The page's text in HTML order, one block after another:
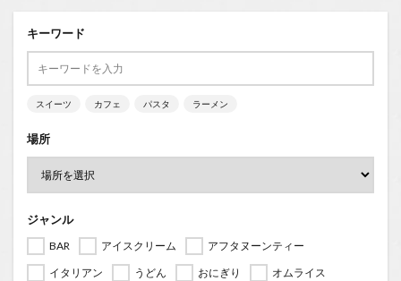
キーワード
スイーツ カフェ パスタ ラーメン
場所
ジャンル
BAR アイスクリーム
アフタヌーンティー
イタリアン
うどん おにぎり
オムライス